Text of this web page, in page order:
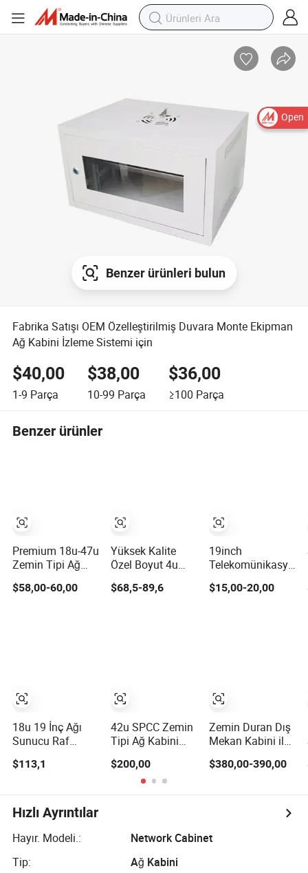
Open
Benzer ürünleri bulun
Fabrika Satışı OEM Özelleştirilmiş Duvara Monte Ekipman
Ağ Kabini İzleme Sistemi için
$40,00
1-9 Parça
$38,00
10-99 Parça
$36,00
≥100 Parça
Benzer ürünler
Premium 18u-47u
Zemin Tipi Ağ
Kabini Verimli
Depolama için
$58,00-60,00
18u 19 İnç Ağı
Sunucu Raf
Derin Cam Kapı
$113,1
Yüksek Kalite
Özel Boyut 4u
Sunucu Rafı 19-
Inch Duvara
$68,5-89,6
42u SPCC Zemin
Tipi Ağ Kabini
Havalandırmalı
Kapak
$200,00
19inch
Telekomünikasyon
2u Ev Ofisi için
Ağ Kabineti Rafı
$15,00-20,00
Zemin Duran Dış
Mekan Kabini ile
Dış Mekan Güç
$380,00-390,00
Hızlı Ayrıntılar
Hayır. Modeli.:
Network Cabinet
Tip:
Ağ Kabini